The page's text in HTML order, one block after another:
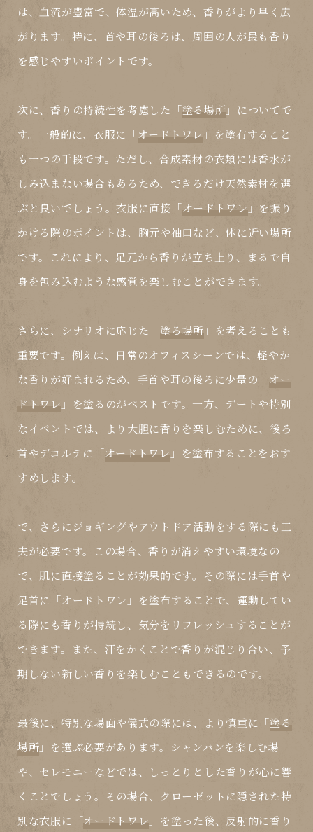
は、血流が豊富で、体温が高いため、香りがより早く広
がります。特に、首や耳の後ろは、周囲の人が最も香り
を感じやすいポイントです。
次に、香りの持続性を考慮した「塗る場所」についてで
す。一般的に、衣服に「オードトワレ 」を塗布すること
も一つの手段です。ただし、合成素材の衣類には香水が
しみ込まない場合もあるため、できるだけ天然素材を選
ぶと良いでしょう。衣服に直接「オードトワレ 」を振り
かける際のポイントは、胸元や袖口など、体に近い場所
です。これにより、足元から香りが立ち上り、まるで自
身を包み込むような感覚を楽しむことができます。
さらに、シナリオに応じた「塗る場所 」を考えることも
重要です。例えば、日常のオフィスシーンでは、軽やか
な香りが好まれるため、手首や耳の後ろに少量の「オー
ドトワレ 」を塗るのがベストです。一方、デートや特別
なイベントでは、より大胆に香りを楽しむために、後ろ
首やデコルテに「オードトワレ 」を塗布することをおす
すめします。
で、さらにジョギングやアウトドア活動をする際にも工
夫が必要です。この場合、香りが消えやすい環境なの
で、肌に直接塗ることが効果的です。その際には手首や
足首に「オードトワレ 」を塗布することで、運動してい
る際にも香りが持続し、気分をリフレッシュすることが
できます。また、汗をかくことで香りが混じり合い、予
期しない新しい香りを楽しむこともできるのです。
最後に、特別な場面や儀式の際には、より慎重に「塗る
場所」を選ぶ必要があります。シャンパンを楽しむ場
や、セレモニーなどでは、しっとりとした香りが心に響
くことでしょう。その場合、クローゼットに隠された特
別な衣服に「オードトワレ 」を塗った後、反射的に香り